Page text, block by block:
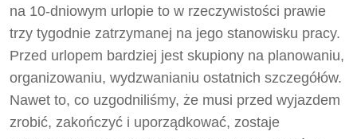
na 10-dniowym urlopie to w rzeczywistości prawie
trzy tygodnie zatrzymanej na jego stanowisku pracy.
Przed urlopem bardziej jest skupiony na planowaniu,
organizowaniu, wydzwanianiu ostatnich szczegółów.
Nawet to, co uzgodniliśmy, że musi przed wyjazdem
zrobić, zakończyć i uporządkować, zostaje